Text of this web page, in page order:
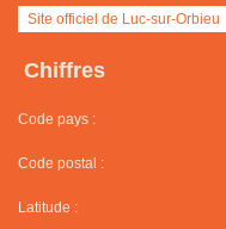
Site officiel de Luc-sur-Orbieu
Chiffres
Code pays :
Code postal :
Latitude :